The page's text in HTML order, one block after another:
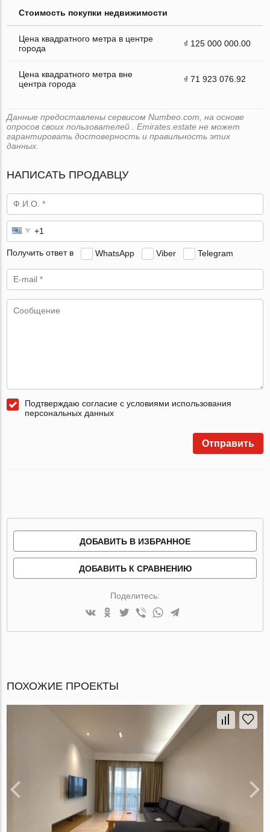
Стоимость покупки недвижимости
Цена квадратного метра в центре
города
₫ 125 000 000.00
Цена квадратного метра вне
центра города
₫ 71 923 076.92
Данные предоставлены сервисом Numbeo.com, на основе
опросов своих пользователей . Emirates.estate не может
гарантировать достоверность и правильность этих
данных.
НАПИСАТЬ ПРОДАВЦУ
Получить ответ в WhatsApp Viber Telegram
Подтверждаю согласие с условиями использования
персональных данных
Отправить
ДОБАВИТЬ В ИЗБРАННОЕ
ДОБАВИТЬ К СРАВНЕНИЮ
Поделитесь:
ПОХОЖИЕ ПРОЕКТЫ